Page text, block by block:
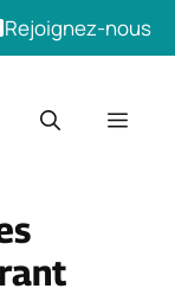
Rejoignez-nous